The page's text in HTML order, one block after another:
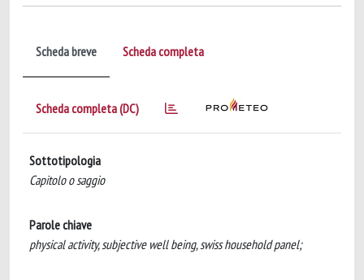
Scheda breve Scheda completa
Scheda completa (DC)
Sottotipologia
Capitolo o saggio
Parole chiave
physical activity, subjective well being, swiss household panel;